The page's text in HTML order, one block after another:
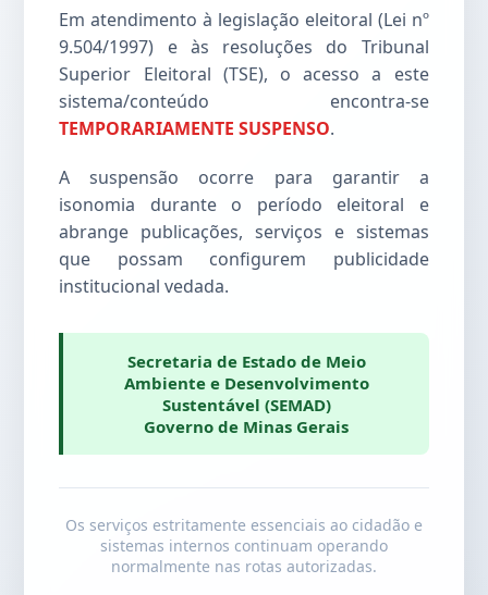
Em atendimento à legislação eleitoral (Lei nº
9.504/1997) e às resoluções do Tribunal
Superior Eleitoral (TSE), o acesso a este
sistema/conteúdo encontra-se
TEMPORARIAMENTE SUSPENSO.
A suspensão ocorre para garantir a
isonomia durante o período eleitoral e
abrange publicações, serviços e sistemas
que possam configurem publicidade
institucional vedada.
Secretaria de Estado de Meio
Ambiente e Desenvolvimento
Sustentável (SEMAD)
Governo de Minas Gerais
Os serviços estritamente essenciais ao cidadão e
sistemas internos continuam operando
normalmente nas rotas autorizadas.